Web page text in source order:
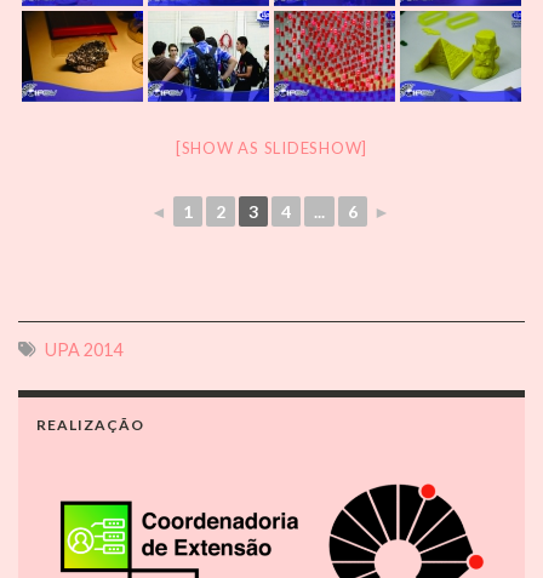
[SHOW AS SLIDESHOW]
◄ 1 2 3 4 ... 6 ►
UPA 2014
REALIZAÇÃO